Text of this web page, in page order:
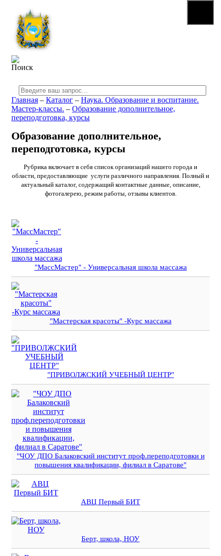
Главная – Каталог – Наука. Образование и воспитание.
Мастер-классы. – Образование дополнительное,
переподготовка, курсы
Образование дополнительное,
переподготовка, курсы
Рубрика включает в себя список организаций нашего города и
области, предоставляющие услуги различного направления. Полный и
актуальный каталог, содержащий контактные данные, описание,
фотогалерею, режим работы, отзывы клиентов.
"МассМастер" - Универсальная школа массажа
"Мастерская красоты" -Курс массажа
"ПРИВОЛЖСКИЙ УЧЕБНЫЙ ЦЕНТР"
"ЧОУ ДПО Балаковский институт проф.переподготовки и
повышения квалификации, филиал в Саратове"
АВЦ Первый БИТ
Берт, школа, НОУ